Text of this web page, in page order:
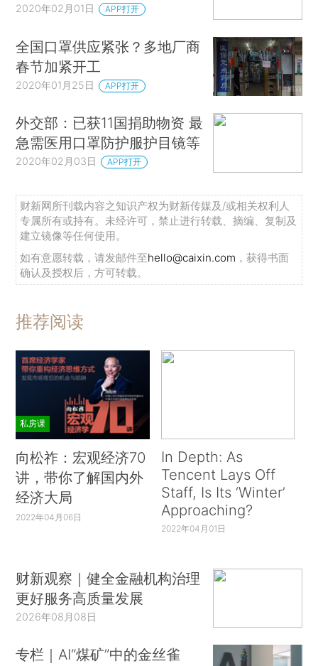
2020年02月01日 APP打开
全国口罩供应紧张？多地厂商
春节加紧开工
2020年01月25日 APP打开
外交部：已获11国捐助物资 最
急需医用口罩防护服护目镜等
2020年02月03日 APP打开
财新网所刊载内容之知识产权为财新传媒及/或相关权利人
专属所有或持有。未经许可，禁止进行转载、摘编、复制及
建立镜像等任何使用。
如有意愿转载，请发邮件至hello@caixin.com ，获得书面
确认及授权后，方可转载。
推荐阅读
私房课
向松祚：宏观经济70
讲，带你了解国内外
经济大局
2022年04月06日
In Depth: As
Tencent Lays Off
Staff, Is Its ‘Winter’
Approaching?
2022年04月01日
财新观察｜健全金融机构治理
更好服务高质量发展
2026年08月08日
专栏｜AI“煤矿”中的金丝雀